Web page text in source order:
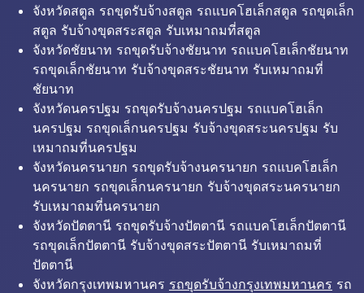
จังหวัดสตูล รถขุดรับจ้างสตูล รถแบคโฮเล็กสตูล รถขุดเล็ก
สตูล รับจ้างขุดสระสตูล รับเหมาถมที่สตูล
จังหวัดชัยนาท รถขุดรับจ้างชัยนาท รถแบคโฮเล็กชัยนาท
รถขุดเล็กชัยนาท รับจ้างขุดสระชัยนาท รับเหมาถมที่
ชัยนาท
จังหวัดนครปฐม รถขุดรับจ้างนครปฐม รถแบคโฮเล็ก
นครปฐม รถขุดเล็กนครปฐม รับจ้างขุดสระนครปฐม รับ
เหมาถมที่นครปฐม
จังหวัดนครนายก รถขุดรับจ้างนครนายก รถแบคโฮเล็ก
นครนายก รถขุดเล็กนครนายก รับจ้างขุดสระนครนายก
รับเหมาถมที่นครนายก
จังหวัดปัตตานี รถขุดรับจ้างปัตตานี รถแบคโฮเล็กปัตตานี
รถขุดเล็กปัตตานี รับจ้างขุดสระปัตตานี รับเหมาถมที่
ปัตตานี
จังหวัดกรุงเทพมหานคร รถขุดรับจ้างกรุงเทพมหานคร รถ